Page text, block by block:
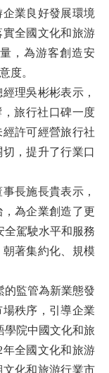
業良好發展環境
全國文化和旅游
，為游客創造安
度。
理吳彬彬表示，
，旅行社口碑一度
許可經營旅行社
，提升了行業口
長施長貴表示，
為企業創造了更
全駕駛水平和服務
著集約化、規模
監管為新業態發
秩序，引導企業
學院中國文化和旅
全國文化和旅游
化和旅游行業市